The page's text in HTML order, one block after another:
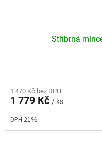
Stříbrná
produktu
je
z
5
1 470 Kč bez DPH
1 779 Kč / ks
DPH 21%